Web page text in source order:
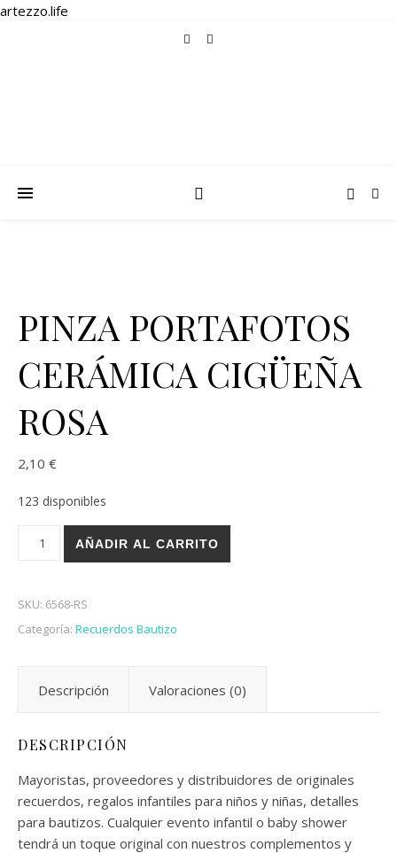
artezzo.life
PINZA PORTAFOTOS
CERÁMICA CIGÜEÑA
ROSA
2,10 €
123 disponibles
PINZA PORTAFOTOS CERÁMICA CIGÜEÑA ROSA cantidad
AÑADIR AL CARRITO
SKU: 6568-RS
Categoría: Recuerdos Bautizo
Descripción Valoraciones (0)
DESCRIPCIÓN
Mayoristas, proveedores y distribuidores de originales
recuerdos, regalos infantiles para niños y niñas, detalles
para bautizos. Cualquier evento infantil o baby shower
tendrá un toque original con nuestros complementos y